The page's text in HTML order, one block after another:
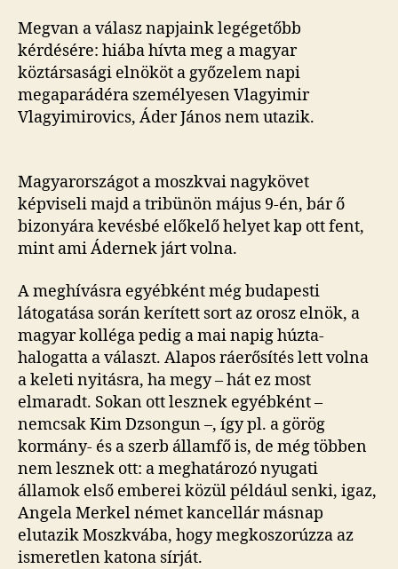
Megvan a válasz napjaink legégetőbb
kérdésére: hiába hívta meg a magyar
köztársasági elnököt a győzelem napi
megaparádéra személyesen Vlagyimir
Vlagyimirovics, Áder János nem utazik.
Magyarországot a moszkvai nagykövet
képviseli majd a tribünön május 9-én, bár ő
bizonyára kevésbé előkelő helyet kap ott fent,
mint ami Ádernek járt volna.
A meghívásra egyébként még budapesti
látogatása során kerített sort az orosz elnök, a
magyar kolléga pedig a mai napig húzta-
halogatta a választ. Alapos ráerősítés lett volna
a keleti nyitásra, ha megy – hát ez most
elmaradt. Sokan ott lesznek egyébként –
nemcsak Kim Dzsongun –, így pl. a görög
kormány- és a szerb államfő is, de még többen
nem lesznek ott: a meghatározó nyugati
államok első emberei közül például senki, igaz,
Angela Merkel német kancellár másnap
elutazik Moszkvába, hogy megkoszorúzza az
ismeretlen katona sírját.